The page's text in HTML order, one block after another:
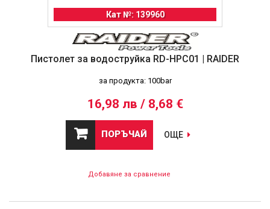
Кат №: 139960
Пистолет за водоструйка RD-HPC01 | RAIDER
за продукта: 100bar
16,98 лв / 8,68 €
ПОРЪЧАЙ ОЩЕ
Добавяне за сравнение